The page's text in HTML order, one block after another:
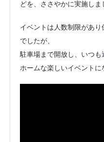
どを、ささやかに実施しま
イベントは人数制限があ
でしたが、
駐車場まで開放し、いつ
ホームな楽しいイベントに